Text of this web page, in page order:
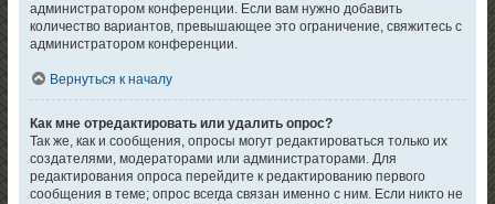
администратором конференции. Если вам нужно добавить
количество вариантов, превышающее это ограничение, свяжитесь с
администратором конференции.
Вернуться к началу
Как мне отредактировать или удалить опрос?
Так же, как и сообщения, опросы могут редактироваться только их
создателями, модераторами или администраторами. Для
редактирования опроса перейдите к редактированию первого
сообщения в теме; опрос всегда связан именно с ним. Если никто не